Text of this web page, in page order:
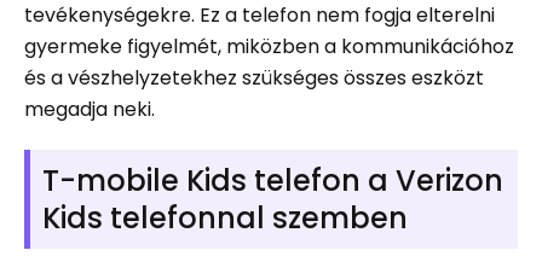
tevékenységekre. Ez a telefon nem fogja elterelni
gyermeke figyelmét, miközben a kommunikációhoz
és a vészhelyzetekhez szükséges összes eszközt
megadja neki.
T-mobile Kids telefon a Verizon
Kids telefonnal szemben